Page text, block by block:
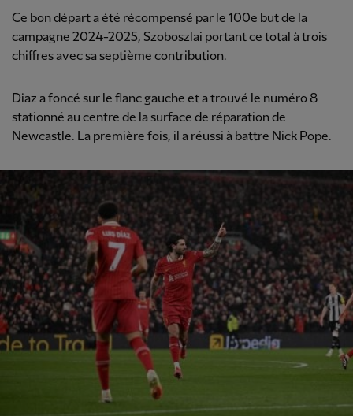
Ce bon départ a été récompensé par le 100e but de la
campagne 2024-2025, Szoboszlai portant ce total à trois
chiffres avec sa septième contribution.
Diaz a foncé sur le flanc gauche et a trouvé le numéro 8
stationné au centre de la surface de réparation de
Newcastle. La première fois, il a réussi à battre Nick Pope.